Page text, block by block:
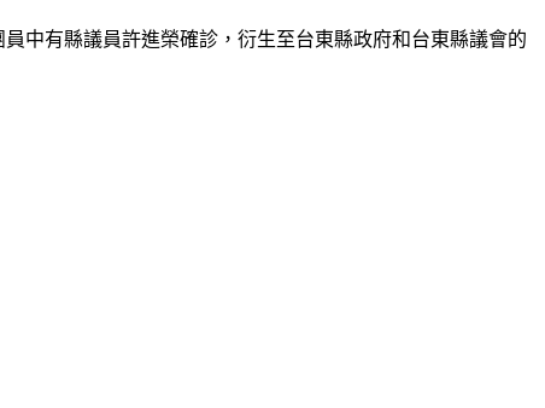
中有縣議員許進榮確診，衍生至台東縣政府和台東縣議會的